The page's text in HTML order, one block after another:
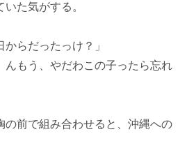
た気がする。
らだったっけ？」
んもう、やだわこの子ったら忘れ
前で組み合わせると、沖縄への